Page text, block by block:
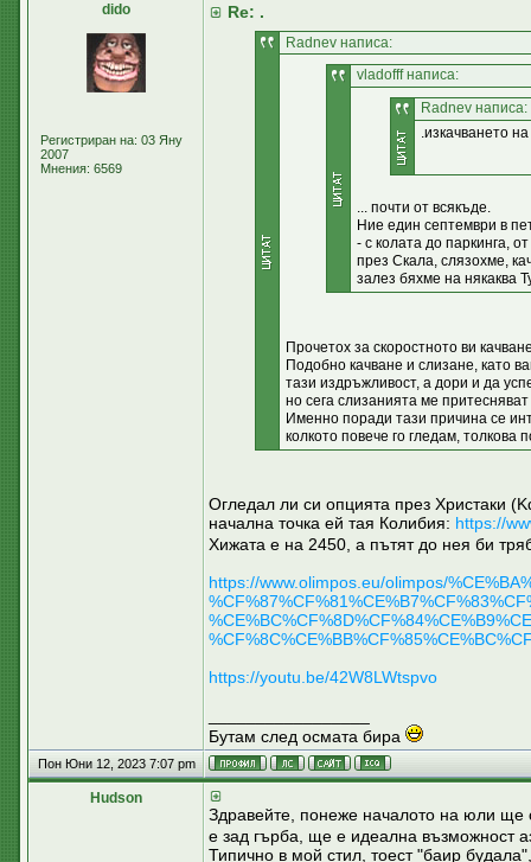
dido
Регистриран на: 03 Яну
2007
Мнения: 6569
Re: .
Radnev написа:
vladofff написа:
Radnev написа:
.изкачването
... почти от всякъде.
Ние един септември в
- с колата до паркинга,
през Скала, слязохме,
залез бяхме на някаква
Прочетох за скоростното ви
Подобно качване и слизане, като
тази издръжливост, а дори и да
но сега слизанията ме
Именно поради тази причина се
колкото повече го гледам,
Огледал ли си опцията през Христаки
начална точка ей тая Колибия: https://
Хижата е на 2450, а пътят до нея би
https://www.olimpos.eu/olimpos/
https://youtu.be/42W8LWtspvo
Бутам след осмата бира
Пон Юни 12, 2023 7:07 pm
Hudson
Здравейте, понеже началото на юли
е зад гърба, ще е идеална възможност
Типично в мой стил, тоест "баир